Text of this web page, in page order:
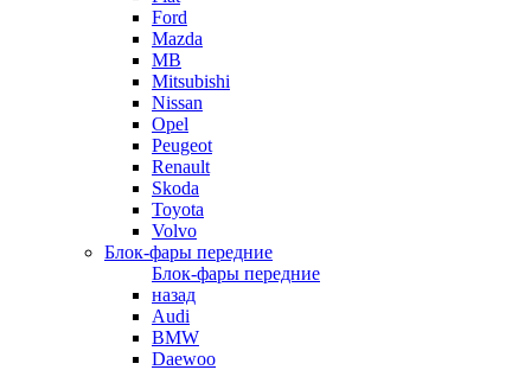
Ford
Mazda
MB
Mitsubishi
Nissan
Opel
Peugeot
Renault
Skoda
Toyota
Volvo
Блок-фары передние
Блок-фары передние
назад
Audi
BMW
Daewoo